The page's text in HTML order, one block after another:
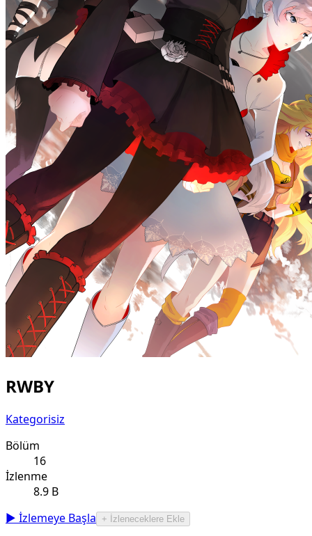
RWBY
Kategorisiz
Bölüm
16
İzlenme
8.9 B
▶ İzlemeye Başla
+ İzleneceklere Ekle